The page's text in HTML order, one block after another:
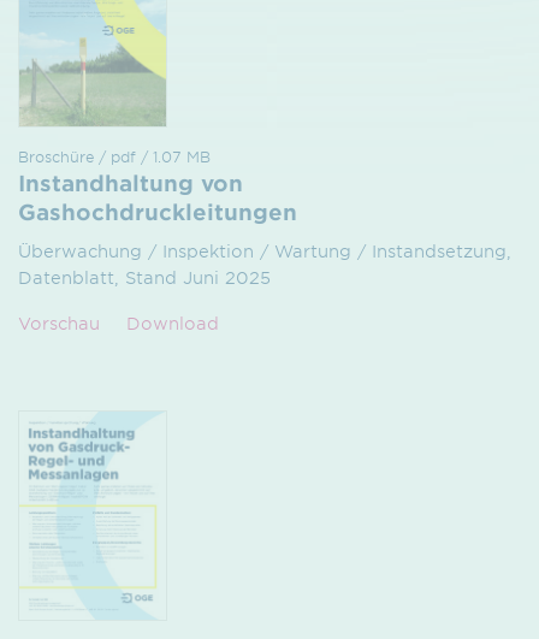
Broschüre / pdf / 1.07 MB
Instandhaltung von
Gashochdruckleitungen
Überwachung / Inspektion / Wartung / Instandsetzung,
Datenblatt, Stand Juni 2025
Vorschau Download